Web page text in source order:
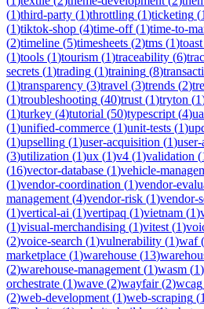
(1)third-party (1)throttling (1)ticketing (1
(1)tiktok-shop (4)time-off(1)time-to-
(2)timeline (5)timesheets (2)tms (1)toast
(1)tools (1)tourism (1)traceability (6)
secrets (1)trading (1)training (8)
(1)transparency (3)travel (3)trends (2)
(1)troubleshooting (40)trust (1)tryton (1
(1)turkey (4)tutorial (50)typescript (4)
(1)unified-commerce (1)unit-tests (1)
(1)upselling (1)user-acquisition (1)
(3)utilization (1)ux (1)v4 (1)validation (
(16)vector-database (1)vehicle-
(1)vendor-coordination (1)vendor-
management (4)vendor-risk (1)vendor-
(1)vertical-ai (1)vertipaq (1)vietnam (1)
(1)visual-merchandising (1)vitest (1)
(2)voice-search (1)vulnerability (1)waf(
marketplace (1)warehouse (13)
(2)warehouse-management (1)wasm (1)
orchestrate (1)wave (2)wayfair(2)wcag
(2)web-development (1)web-scraping (1